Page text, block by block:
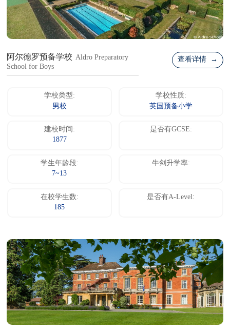
阿尔德罗预备学校 Aldro Preparatory
School for Boys
查看详情 →
学校类型:
男校
学校性质:
英国预备小学
建校时间:
1877
是否有GCSE:
学生年龄段:
7~13
牛剑升学率:
在校学生数:
185
是否有A-Level: